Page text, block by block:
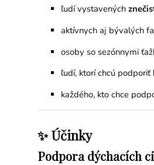
ľudí vystavených
aktívnych aj bývalých
osoby so sezónnymi
ľudí, ktorí chcú podporiť
každého, kto chce
✨ Účinky
Podpora dýchacích